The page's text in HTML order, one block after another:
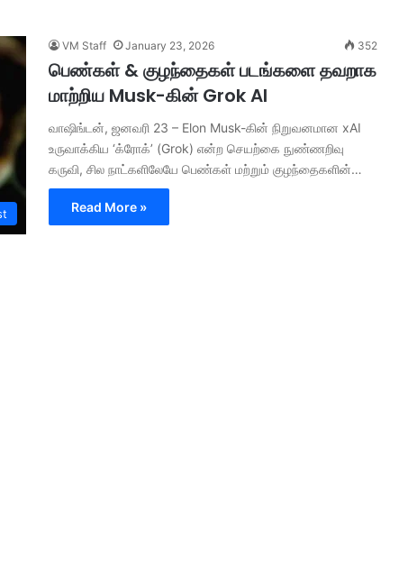
VM Staff January 23, 2026 352
பெண்கள் & குழந்தைகள் படங்களை தவறாக
மாற்றிய Musk-கின் Grok AI
வாஷிங்டன், ஜனவரி 23 – Elon Musk-கின் நிறுவனமான xAI
உருவாக்கிய ‘க்ரோக்’ (Grok) என்ற செயற்கை நுண்ணறிவு
கருவி, சில நாட்களிலேயே பெண்கள் மற்றும் குழந்தைகளின்…
Read More »